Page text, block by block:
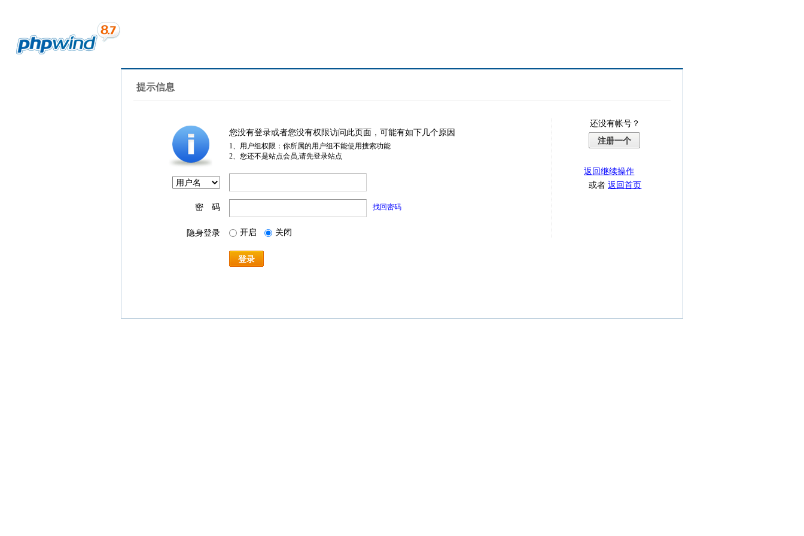
提示信息
您没有登录或者您没有权限访问此页面，可能有如下几个原因
1、用户组权限：你所属的用户组不能使用搜索功能
2、您还不是站点会员,请先登录站点
密 码 找回密码
隐身登录 开启 关闭
登录
还没有帐号？
注册一个
返回继续操作
或者返回首页